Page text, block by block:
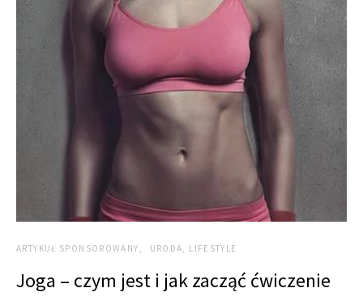
ARTYKUŁ SPONSOROWANY URODA, LIFESTYLE
Joga – czym jest i jak zacząć ćwiczenie